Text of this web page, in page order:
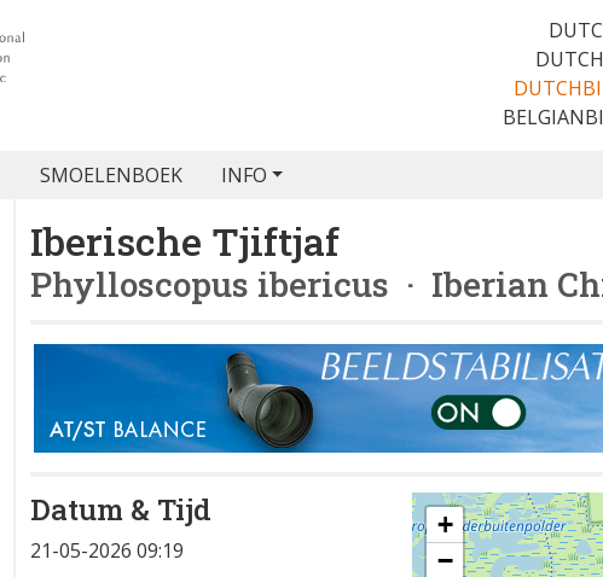
SMOELENBOEK INFO
Iberische Tjiftjaf
Phylloscopus ibericus · Iberian
Datum & Tijd
21-05-2026 09:19
+
−